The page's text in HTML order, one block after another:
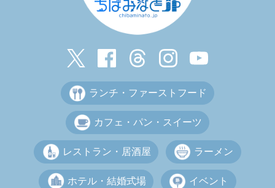
ランチ・ファーストフード
カフェ・パン・スイーツ
レストラン・居酒屋 ラーメン
ホテル・結婚式場 イベント